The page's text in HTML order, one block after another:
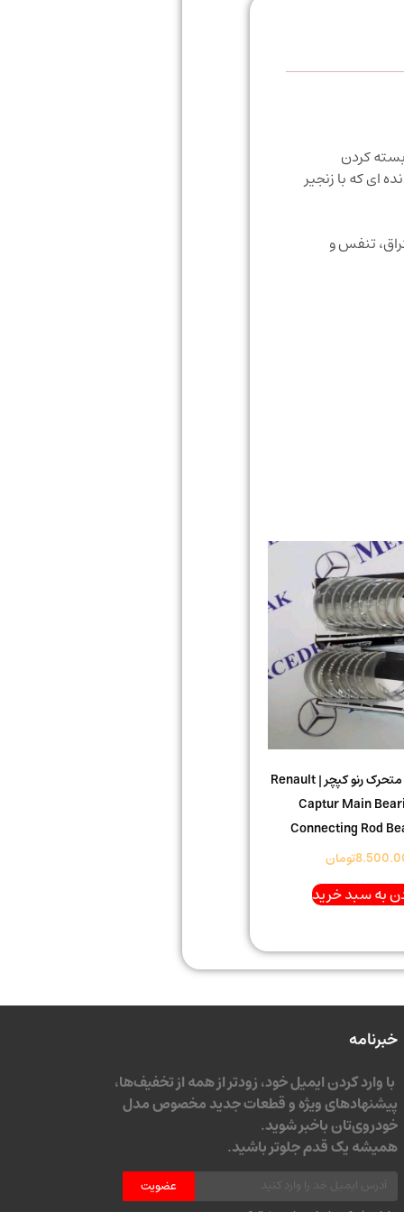
کردن
ای که با زنجیر
تنفس و
یاتاقان ثابت و متحرک رنو کپچر | Renault
Captur Main
Connecting Rod
تومان
به سبد خرید
خبرنامه
با وارد کردن ایمیل خود، زودتر از همه از تخفیف‌ها،
پیشنهادهای ویژه و قطعات جدید مخصوص مدل
خودروی‌تان باخبر شوید.
همیشه یک قدم جلوتر باشید.
عضویت